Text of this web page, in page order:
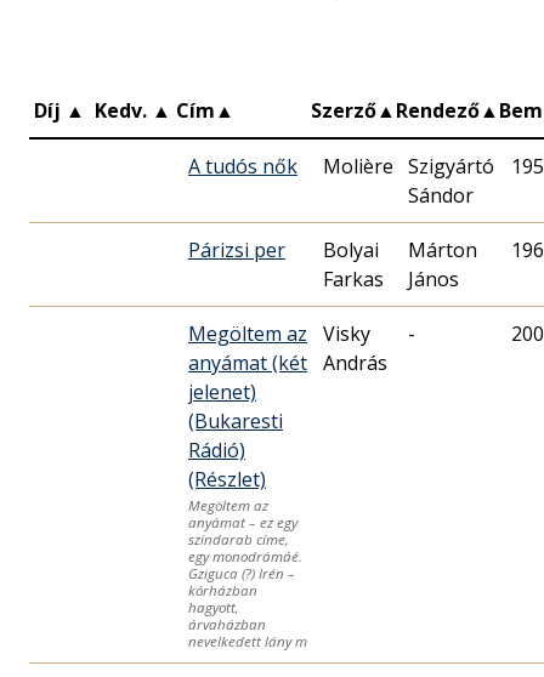
Díj ▲ Kedv. ▲ Cím▲ Szerző▲Rendező▲
A tudós nők Molière Szigyártó
Sándor
Párizsi per
Bolyai
Farkas
Márton
János
Megöltem az
anyámat (két
jelenet)
(Bukaresti
Rádió)
(Részlet)
Megöltem az
anyámat – ez egy
színdarab címe,
egy monodrámáé.
Gziguca (?) Irén –
kórházban
hagyott,
árvaházban
nevelkedett lány m
Visky
András
-